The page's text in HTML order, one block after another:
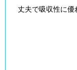
丈夫で吸収性に優